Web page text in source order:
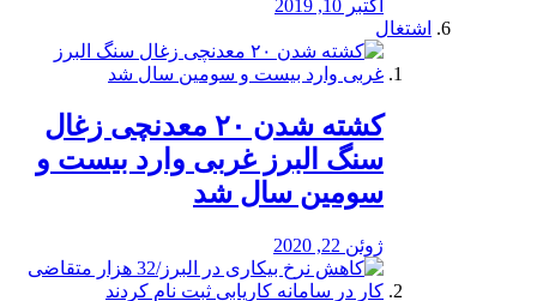
اکتبر 10, 2019
اشتغال
کشته شدن ۲۰ معدنچی زغال
سنگ البرز غربی وارد بیست و
سومین سال شد
ژوئن 22, 2020